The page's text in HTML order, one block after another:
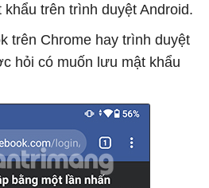
trên trình duyệt Android.
trên Chrome hay trình duyệt
hỏi có muốn lưu mật khẩu